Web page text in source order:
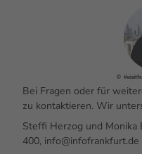
©
Bei Fragen oder für
zu kontaktieren. Wir
Steffi Herzog und Monika
400, info@infofrankfurt.de